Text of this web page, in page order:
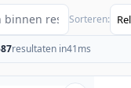
Sorteren:
resultaten in41ms